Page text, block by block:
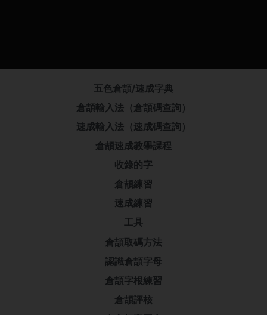
五色倉頡/速成字典
倉頡輸入法（倉頡碼查詢）
速成輸入法（速成碼查詢）
倉頡速成教學課程
收錄的字
倉頡練習
速成練習
工具
倉頡取碼方法
認識倉頡字母
倉頡字根練習
倉頡評核